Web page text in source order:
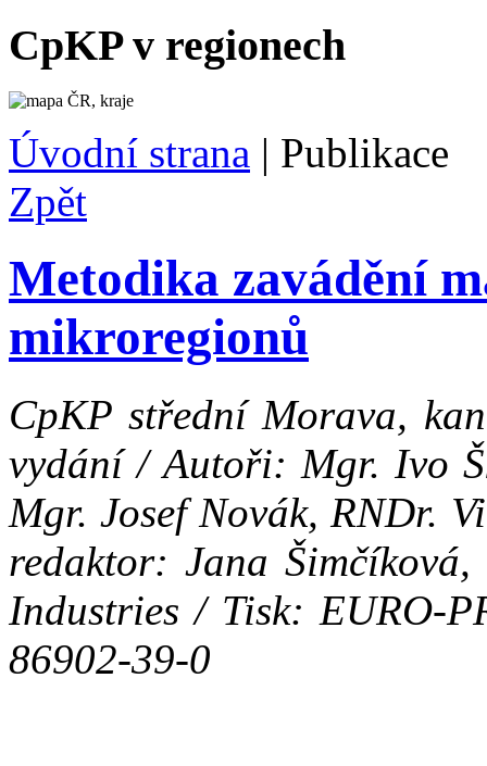
CpKP v regionech
Úvodní strana | Publikace
Zpět
Metodika zavádění
mikroregionů
CpKP střední Morava,
vydání / Autoři: Mgr. Ivo
Mgr. Josef Novák, RNDr.
redaktor: Jana
Industries / Tisk: EURO-
86902-39-0